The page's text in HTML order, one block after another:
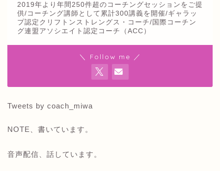
2019年より年間250件超のコーチングセッションをご提
供/コーチング講師として累計300講義を開催/ギャラッ
プ認定クリフトンストレングス・コーチ/国際コーチン
グ連盟アソシエイト認定コーチ（ACC）
＼ Follow me ／
Tweets by coach_miwa
NOTE、書いています。
音声配信、話しています。